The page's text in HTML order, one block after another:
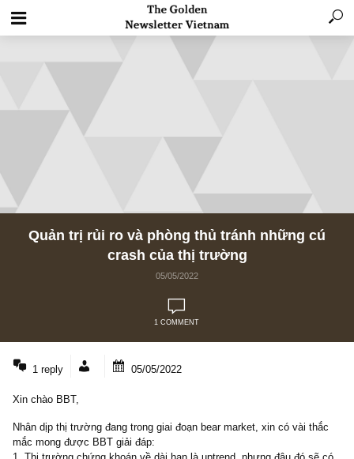
Quản trị rủi ro và phòng thủ tránh những
crash của thị trường
Xin chào BBT,